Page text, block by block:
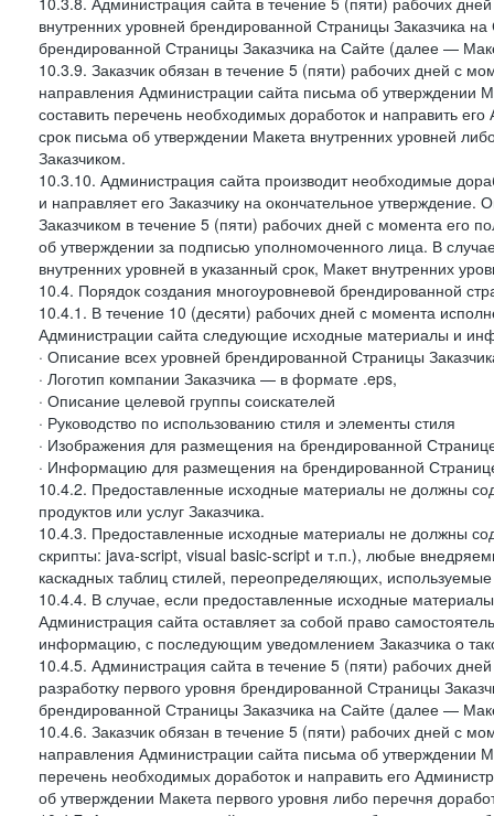
внутренних уровней брендированной Страницы Заказчика
брендированной Страницы Заказчика на Сайте (далее —
10.3.9. Заказчик обязан в течение 5 (пяти) рабочих дней с
направления Администрации сайта письма об утверждении
составить перечень необходимых доработок и направить
срок письма об утверждении Макета внутренних уровней
Заказчиком.
10.3.10. Администрация сайта производит необходимые
и направляет его Заказчику на окончательное
Заказчиком в течение 5 (пяти) рабочих дней с момента его
об утверждении за подписью уполномоченного лица. В
внутренних уровней в указанный срок, Макет внутренних
10.4. Порядок создания многоуровневой брендированной
10.4.1. В течение 10 (десяти) рабочих дней с момента
Администрации сайта следующие исходные материалы и
· Описание всех уровней брендированной Страницы
· Логотип компании Заказчика — в формате .eps,
· Описание целевой группы соискателей
· Руководство по использованию стиля и элементы стиля
· Изображения для размещения на брендированной
· Информацию для размещения на брендированной
10.4.2. Предоставленные исходные материалы не должны
продуктов или услуг Заказчика.
10.4.3. Предоставленные исходные материалы не должны
скрипты: java-script, visual basic-script и т.п.), любые
каскадных таблиц стилей, переопределяющих,
10.4.4. В случае, если предоставленные исходные
Администрация сайта оставляет за собой право
информацию, с последующим уведомлением Заказчика о
10.4.5. Администрация сайта в течение 5 (пяти) рабочих
разработку первого уровня брендированной Страницы
брендированной Страницы Заказчика на Сайте (далее —
10.4.6. Заказчик обязан в течение 5 (пяти) рабочих дней с
направления Администрации сайта письма об утверждении
перечень необходимых доработок и направить его
об утверждении Макета первого уровня либо перечня